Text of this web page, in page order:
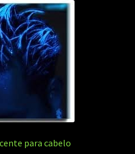
para cabelo